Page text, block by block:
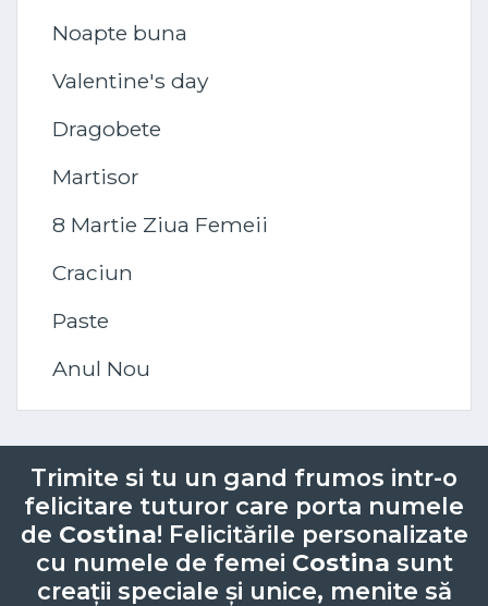
Noapte buna
Valentine's day
Dragobete
Martisor
8 Martie Ziua Femeii
Craciun
Paste
Anul Nou
Trimite si tu un gand frumos intr-o
felicitare tuturor care porta numele
de Costina! Felicitările personalizate
cu numele de femei Costina sunt
creații speciale și unice, menite să